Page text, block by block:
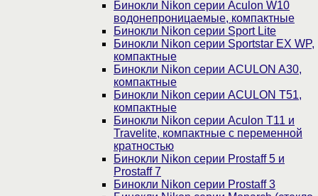
Бинокли Nikon серии Aculon W10
водонепроницаемые, компактные
Бинокли Nikon серии Sport Lite
Бинокли Nikon серии Sportstar EX WP,
компактные
Бинокли Nikon серии ACULON A30,
компактные
Бинокли Nikon серии ACULON Т51,
компактные
Бинокли Nikon серии Aculon T11 и
Travelite, компактные с переменной
кратностью
Бинокли Nikon серии Prostaff 5 и
Prostaff 7
Бинокли Nikon серии Prostaff 3